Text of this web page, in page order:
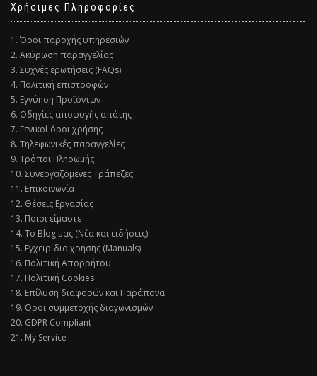
Χρήσιμες Πληροφορίες
1. Όροι παροχής υπηρεσιών
2. Ακύρωση παραγγελίας
3. Συχνές ερωτήσεις (FAQs)
4. Πολιτική επιστροφών
5. Εγγύηση Προϊόντων
6. Οδηγίες αποφυγής απάτης
7. Γενικοί όροι χρήσης
8. Τηλεφωνικές παραγγελίες
9. Τρόποι Πληρωμής
10. Συνεργαζόμενες Τράπεζες
11. Επικοινωνία
12. Θέσεις Εργασίας
13. Ποιοι είμαστε
14. Το Blog μας (Νέα και ειδήσεις)
15. Εγχειρίδια χρήσης (Manuals)
16. Πολιτική Απορρήτου
17. Πολιτική Cookies
18. Επίλυση διαφορών και Παράπονα
19. Όροι συμμετοχής διαγωνισμών
20. GDPR Compliant
21. My Service